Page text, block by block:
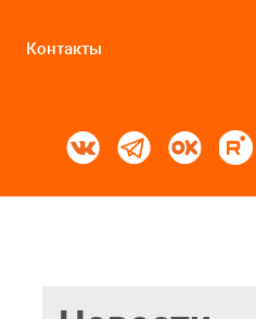
Контакты